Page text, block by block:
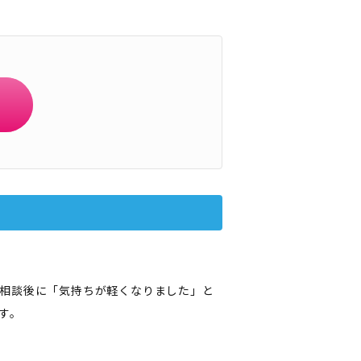
談後に「気持ちが軽くなりました」と